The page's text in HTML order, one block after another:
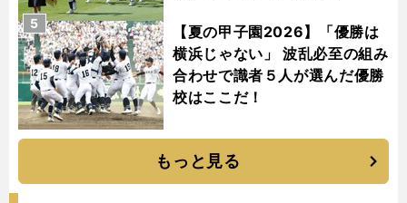
【夏の甲子園2026】「優勝は
横浜じゃない」 波乱必至の組み
合わせで識者５人が選んだ優勝
校はここだ！
5
もっと見る